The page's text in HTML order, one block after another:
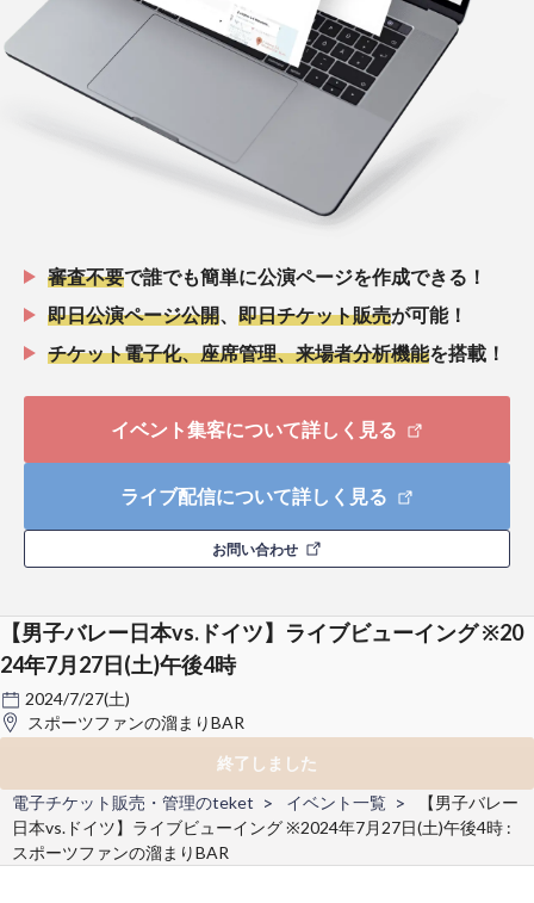
審査不要で誰でも簡単に公演ページを作成できる！
即日公演ページ公開、 即日チケット販売が可能！
チケット電子化、座席管理、来場者分析機能を搭載！
イベント集客について詳しく見る
ライブ配信について詳しく見る
お問い合わせ
【男子バレー日本vs.ドイツ】ライブビューイング ※20
24年7月27日(土)午後4時
2024/7/27(土)
スポーツファンの溜まりBAR
終了しました
電子チケット販売・管理のteket
イベント一覧
【男子バレー
日本vs.ドイツ】ライブビューイング ※2024年7月27日(土)午後4時 :
スポーツファンの溜まりBAR